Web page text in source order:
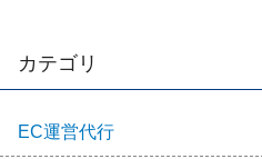
カテゴリ
EC運営代行